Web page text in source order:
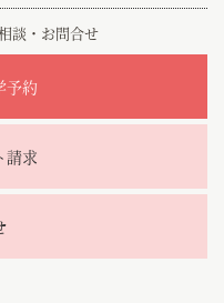
談・お問合せ
予約
請求